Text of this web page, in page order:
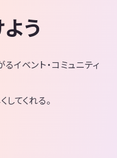
う
イベント・コミュニティ
てくれる。